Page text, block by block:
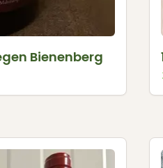
Bienenberg